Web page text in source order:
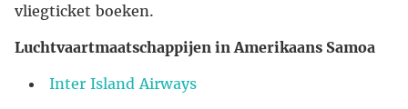
vliegticket boeken.
Luchtvaartmaatschappijen in Amerikaans Samoa
Inter Island Airways